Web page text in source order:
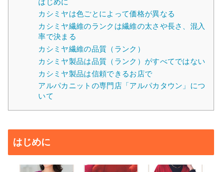
カシミヤは色ごとによって価格が異なる
カシミヤ繊維のランクは繊維の太さや長さ、混入
率で決まる
カシミヤ繊維の品質（ランク）
カシミヤ製品は品質（ランク）がすべてではない
カシミヤ製品は信頼できるお店で
アルパカニットの専門店「アルパカタウン」につ
いて
はじめに